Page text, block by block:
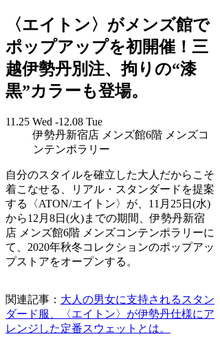
〈エイトン〉がメンズ館で
ポップアップを初開催！三
越伊勢丹別注、拘りの“漆
黒”カラーも登場。
11.25 Wed -12.08 Tue
伊勢丹新宿店 メンズ館6階 メンズコ
ンテンポラリー
自分のスタイルを確立した大人だからこそ
着こなせる、リアル・スタンダードを提案
する〈ATON/エイトン〉が、11月25日(水)
から12月8日(火)までの期間、伊勢丹新宿
店 メンズ館6階 メンズコンテンポラリーに
て、2020年秋冬コレクションのポップアッ
プストアをオープンする。
関連記事： 大人の男女に支持されるスタン
ダード服、〈エイトン〉が伊勢丹仕様にア
レンジした定番スウェットとは。